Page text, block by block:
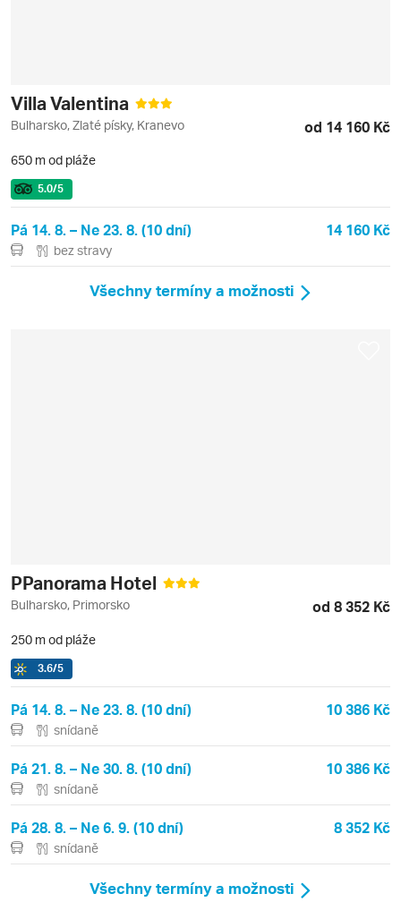
Villa Valentina
Bulharsko, Zlaté písky, Kranevo od 14 160 Kč
650 m od pláže
5.0/5
Pá 14. 8. – Ne 23. 8. (10 dní) 14 160 Kč
bez stravy
Všechny termíny a možnosti
PPanorama Hotel
Bulharsko, Primorsko od 8 352 Kč
250 m od pláže
3.6/5
Pá 14. 8. – Ne 23. 8. (10 dní) 10 386 Kč
snídaně
Pá 21. 8. – Ne 30. 8. (10 dní) 10 386 Kč
snídaně
Pá 28. 8. – Ne 6. 9. (10 dní) 8 352 Kč
snídaně
Všechny termíny a možnosti